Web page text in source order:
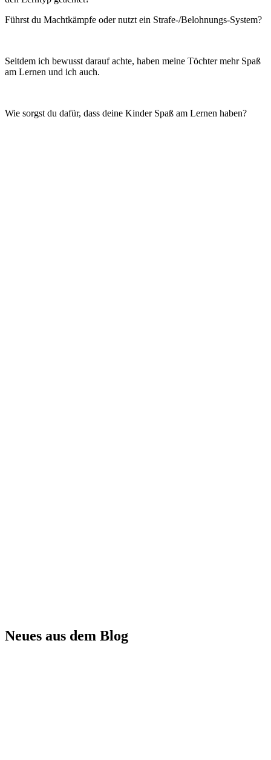
Führst du Machtkämpfe oder nutzt ein Strafe-/Belohnungs-System?
Seitdem ich bewusst darauf achte, haben meine Töchter mehr Spaß
am Lernen und ich auch.
Wie sorgst du dafür, dass deine Kinder Spaß am Lernen haben?
Neues aus dem Blog